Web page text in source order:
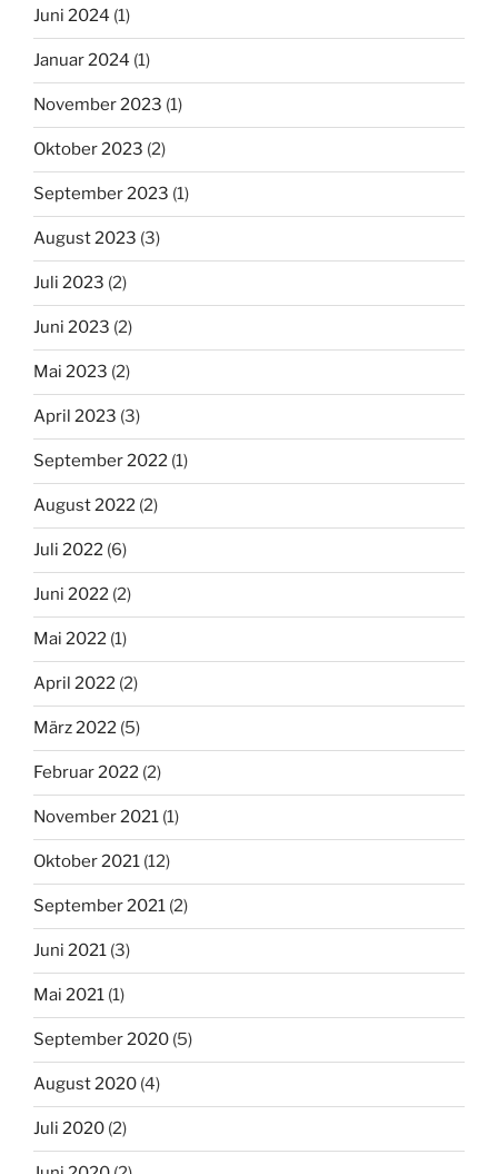
Juni 2024 (1)
Januar 2024 (1)
November 2023 (1)
Oktober 2023 (2)
September 2023 (1)
August 2023 (3)
Juli 2023 (2)
Juni 2023 (2)
Mai 2023 (2)
April 2023 (3)
September 2022 (1)
August 2022 (2)
Juli 2022 (6)
Juni 2022 (2)
Mai 2022 (1)
April 2022 (2)
März 2022 (5)
Februar 2022 (2)
November 2021 (1)
Oktober 2021 (12)
September 2021 (2)
Juni 2021 (3)
Mai 2021 (1)
September 2020 (5)
August 2020 (4)
Juli 2020 (2)